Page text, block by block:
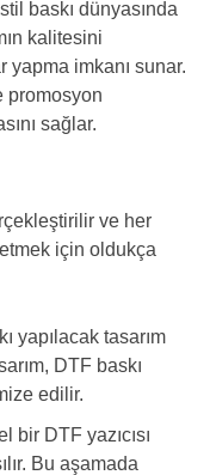
baskı dünyasında
kalitesini
yapma imkanı sunar.
promosyon
sağlar.
ve her
için oldukça
yapılacak tasarım
DTF baskı
edilir.
bir DTF yazıcısı
Bu aşamada